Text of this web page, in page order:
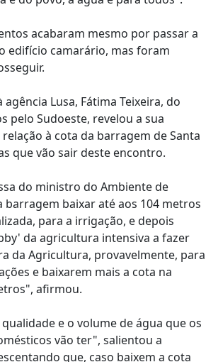
acabaram mesmo por passar a
edifício camarário, mas foram
agência Lusa, Fátima Teixeira, do
pelo Sudoeste, revelou a sua
à cota da barragem de Santa
que vão sair deste encontro.
do ministro do Ambiente de
barragem baixar até aos 104 metros
para a irrigação, e depois
da agricultura intensiva a fazer
da Agricultura, provavelmente, para
e baixarem mais a cota na
afirmou.
qualidade e o volume de água que os
vão ter", salientou a
que, caso baixem a cota